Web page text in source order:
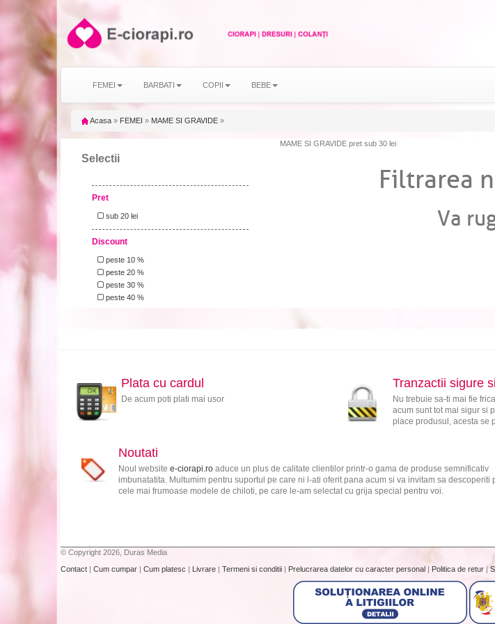
FEMEI BARBATI COPII BEBE
Acasa » FEMEI » MAME SI GRAVIDE »
Selectii
Pret
sub 20 lei
Discount
peste 10 %
peste 20 %
peste 30 %
peste 40 %
MAME SI GRAVIDE pret sub 30 lei
Filtrarea
Va
Plata cu cardul
De acum poti plati mai usor
Tranzactii sigure
Nu trebuie sa-ti mai fie
acum sunt tot mai sigur si
place produsul, acesta se
Noutati
Noul website e-ciorapi.roaduce un plus de calitate clientilor printr-o gama de produse semnificativ
imbunatatita. Multumim pentru suportul pe care ni l-ati oferit pana acum si va invitam sa descoperiti
cele mai frumoase modele de chiloti, pe care le-am selectat cu grija special pentru voi.
© Copyright 2026, Duras Media
Contact | Cum cumpar | Cum platesc | Livrare | Termeni si conditii | Prelucrarea datelor cu caracter personal | Politica de retur |